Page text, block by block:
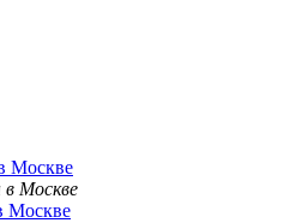
Москве
Москве